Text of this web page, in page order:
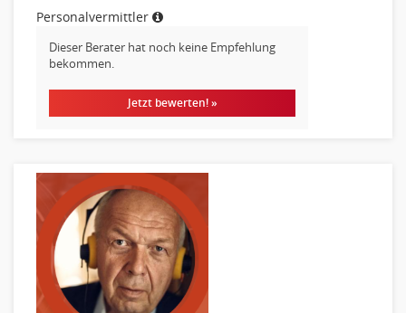
Angestellte, Beamte auf Landes-, kommunaler Ebene
(Bundes-)Polizei, Justizvollzug
Steuerverwaltung, Finanzverwaltung
Verbände, Vereine
Altenpflege, Betreuungsberufe
Anästhesie und Intensivpflege
Ergotherapie
Gesundheits- und Kinderkrankenpflege
Personalvermittler
Dieser Berater hat noch keine Empfehlung
bekommen.
Jetzt bewerten! »